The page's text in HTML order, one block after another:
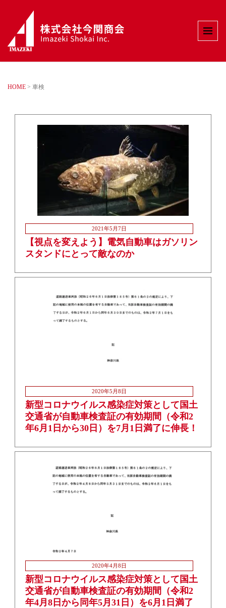
HOME > 車検
2021年5月7日
【視点を変えよう】電気自動車はガソリン
スタンドにとって敵なのか
2020年5月8日
新型コロナウイルス感染症対策として国土
交通省が自動車検査証の有効期間（令和2
年6月1日から30日）を7月1日満了に伸長！
2020年4月8日
新型コロナウイルス感染症対策として国土
交通省が自動車検査証の有効期間（令和2
年4月8日から同年5月31日）を6月1日満了